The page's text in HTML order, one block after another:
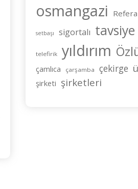
osmangazi
setbaşı sigortalı tavsiye
telefirik yıldırım
çamlıca çarşamba çekirge
şirketi şirketleri